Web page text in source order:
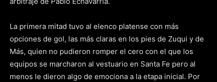
La primera mitad tuvo al elenco platense con más
opciones de gol, las más claras en los pies de Zuqui y de
Más, quien no pudieron romper el cero con el que los
equipos se marcharon al vestuario en Santa Fe pero al
menos le dieron algo de emociona a la etapa inicial. Por